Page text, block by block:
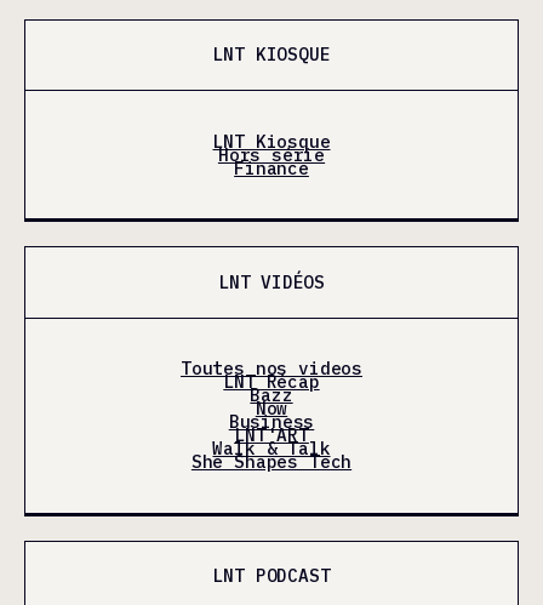
LNT KIOSQUE
LNT Kiosque
Hors série
Finance
LNT VIDÉOS
Toutes nos videos
LNT Récap
Bazz
Now
Business
LNT'ART
Walk & Talk
She Shapes Tech
LNT PODCAST